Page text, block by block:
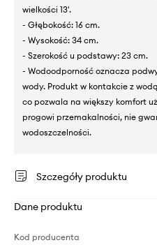
wielkości 13'.
- Głębokość: 16 cm.
- Wysokość: 34 cm.
- Szerokość u podstawy: 23 cm.
- Wodoodporność oznacza
wody. Produkt w kontakcie z
co pozwala na większy komfort
progowi przemakalności, nie
wodoszczelności.
Szczegóły produktu
Dane produktu
Kod producenta